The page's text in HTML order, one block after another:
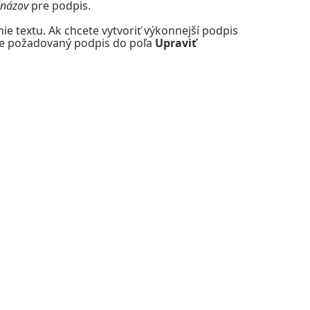
názovpre podpis.
textu. Ak chcete vytvoriť výkonnejší podpis
požadovaný podpis do poľa Upraviť